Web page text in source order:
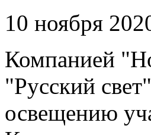
10 ноября
Компанией
"Русский
освещению